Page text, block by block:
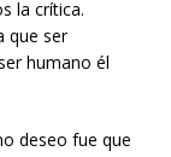
la crítica.
que ser
humano él
deseo fue que